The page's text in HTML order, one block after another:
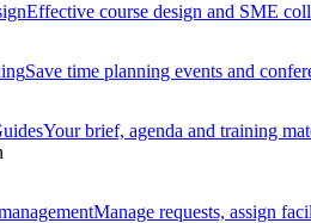
Effective course design and SME
Save time planning events and
Your brief, agenda and training
Manage requests, assign